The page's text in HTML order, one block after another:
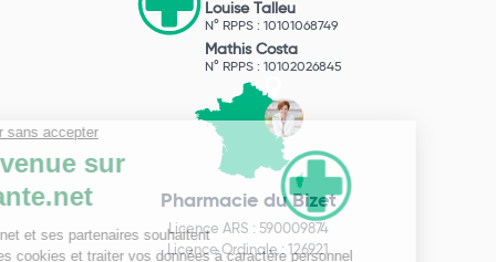
Louise Talleu
N° RPPS : 10101068749
Mathis Costa
N° RPPS : 10102026845
Pharmacie du Bizet
Licence ARS : 590009874
Licence Ordinale : 126921